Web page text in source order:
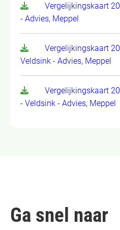
Vergelijkingskaart
- Advies, Meppel
Vergelijkingskaart
Veldsink - Advies, Meppel
Vergelijkingskaart
- Veldsink - Advies, Meppel
Ga snel naar